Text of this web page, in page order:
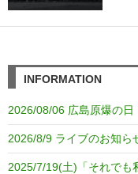
ッ
INFORMATION
2026/08/06 広島原爆の
2026/8/9 ライブのお知ら
2025/7/19(土)「それでも